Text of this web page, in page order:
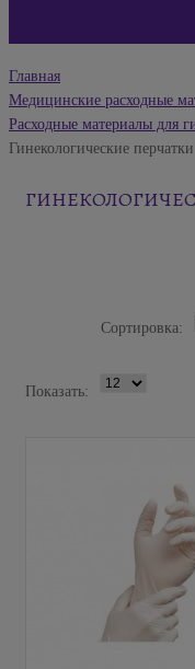
Главная
Медицинские расходные
Расходные материалы для
Гинекологические перчатки
Сортировка:
Показать: